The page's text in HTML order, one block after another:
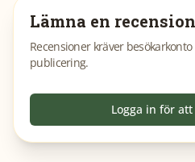
Lämna en recension
Recensioner kräver
publicering.
Logga in för